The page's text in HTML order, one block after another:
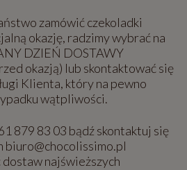
zamówić czekoladki
okazję, radzimy wybrać na
DZIEŃ DOSTAWY
okazją) lub skontaktować się
Klienta, który na pewno
wątpliwości.
879 83 03 bądź skontaktuj się
biuro@chocolissimo.pl
dostaw najświeższych